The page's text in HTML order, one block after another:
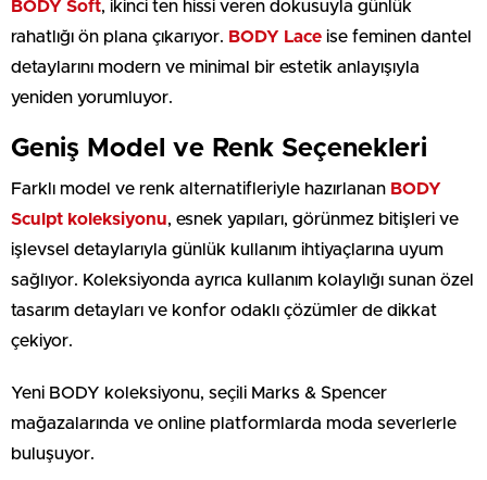
BODY Soft, ikinci ten hissi veren dokusuyla günlük
rahatlığı ön plana çıkarıyor. BODY Lace ise feminen dantel
detaylarını modern ve minimal bir estetik anlayışıyla
yeniden yorumluyor.
Geniş Model ve Renk Seçenekleri
Farklı model ve renk alternatifleriyle hazırlanan BODY
Sculpt koleksiyonu, esnek yapıları, görünmez bitişleri ve
işlevsel detaylarıyla günlük kullanım ihtiyaçlarına uyum
sağlıyor. Koleksiyonda ayrıca kullanım kolaylığı sunan özel
tasarım detayları ve konfor odaklı çözümler de dikkat
çekiyor.
Yeni BODY koleksiyonu, seçili Marks & Spencer
mağazalarında ve online platformlarda moda severlerle
buluşuyor.